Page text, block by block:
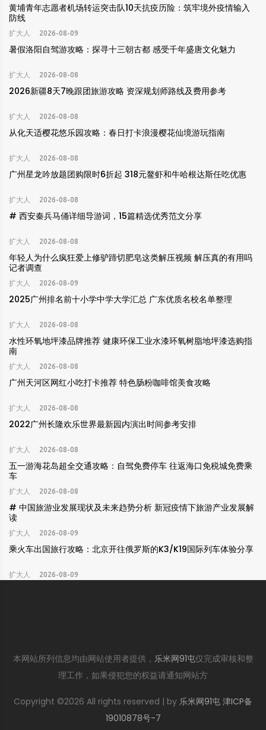
黄埔青年志愿者机场转运突击队10天抗疫历险：筑牢境外疫情输入
防线
扩大人 2026-08-09
暑假洛阳自驾游攻略：探寻十三朝古都 感受千年盛唐文化魅力
扩大人 2026-08-08
2026新疆8天7晚跟团旅游攻略 资深规划师路线及费用参考
扩大人 2026-08-08
从化天适樱花悠乐园攻略：春日打卡浪漫樱花仙境游玩指南
扩大人 2026-08-08
广州星龙吟放题团购限时6折起 318元鳌虾和牛哈根达斯任吃优惠
扩大人 2026-08-08
# 西安秦兵马俑详细导游词，15篇精选优秀范文分享
扩大人 2026-08-08
年轻人为什么疯狂爱上修驴蹄切肥皂这类解压视频 解压真的有用吗
记者调查
扩大人 2026-08-09
2025广州排名前十小学中学大学汇总 广东优质名校名单整理
扩大人 2026-08-08
水性环氧地坪漆品牌推荐 健康环保工业水漆环氧树脂地坪漆选购指
南
扩大人 2026-08-08
广州天河区网红小吃打卡推荐 特色肠粉咖啡馆美食攻略
扩大人 2026-08-08
2022广州长隆欢乐世界最新园内演出时间参考安排
扩大人 2026-08-08
五一游海花岛超全交通攻略：自驾免费停车 往返海口免税城免费乘
车
扩大人 2026-08-08
# 中国旅游业发展现状及未来趋势分析 新冠疫情下旅游产业发展解
读
扩大人 2026-08-09
乘火车出国旅行攻略：北京开往俄罗斯的K3/K19国际列车体验分享
扩大人 2026-08-09
本网站所列信息均由网站使用者提供， 乐米网91屯仅完成审核和整
理工作，如果侵犯您的权益请通知网站方
Copyright ©2026 All rights reserved | by 乐米网91屯 津ICP备
19010878号-7